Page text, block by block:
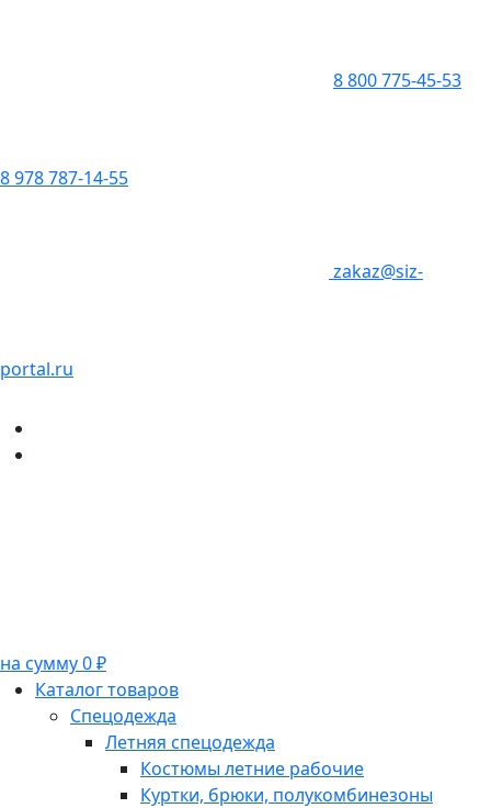
8 800 775-45-53
8 978 787-14-55
zakaz@siz-
portal.ru
на сумму 0 ₽
Каталог товаров
Спецодежда
Летняя спецодежда
Костюмы летние рабочие
Куртки, брюки, полукомбинезоны